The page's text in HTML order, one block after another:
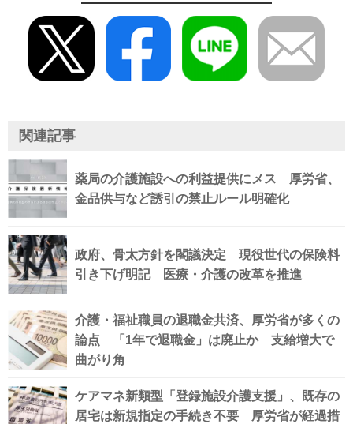
関連記事
薬局の介護施設への利益提供にメス 厚労省、
金品供与など誘引の禁止ルール明確化
政府、骨太方針を閣議決定 現役世代の保険料
引き下げ明記 医療・介護の改革を推進
介護・福祉職員の退職金共済、厚労省が多くの
論点 「1年で退職金」は廃止か 支給増大で
曲がり角
ケアマネ新類型「登録施設介護支援」、既存の
居宅は新規指定の手続き不要 厚労省が経過措